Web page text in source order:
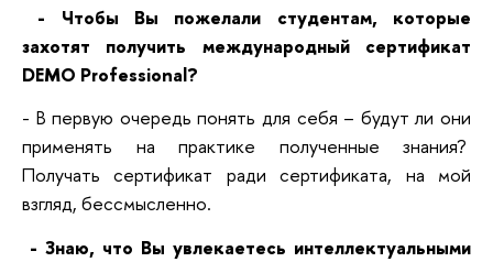
- Чтобы Вы пожелали студентам, которые
захотят получить международный сертификат
DEMO Professional?
- В первую очередь понять для себя – будут ли они
применять на практике полученные знания?
Получать сертификат ради сертификата, на мой
взгляд, бессмысленно.
- Знаю, что Вы увлекаетесь интеллектуальными